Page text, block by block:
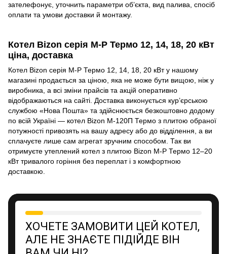
зателефонує, уточнить параметри об’єкта, вид палива, спосіб
оплати та умови доставки й монтажу.
Котел Bizon серія M‑P Термо 12, 14, 18, 20 кВт
ціна, доставка
Котел Bizon серія M‑P Термо 12, 14, 18, 20 кВт у нашому
магазині продається за ціною, яка не може бути вищою, ніж у
виробника, а всі зміни прайсів та акцій оперативно
відображаються на сайті. Доставка виконується кур’єрською
службою «Нова Пошта» та здійснюється безкоштовно додому
по всій Україні — котел Bizon М‑120П Термо з плитою обраної
потужності привозять на вашу адресу або до відділення, а ви
сплачуєте лише сам агрегат зручним способом. Так ви
отримуєте утеплений котел з плитою Bizon M‑P Термо 12–20
кВт тривалого горіння без переплат і з комфортною
доставкою.